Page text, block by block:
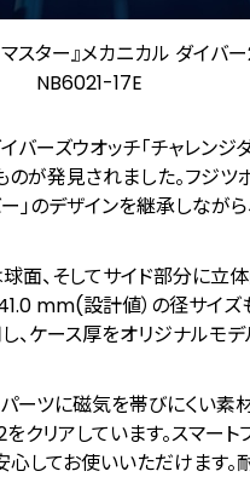
スター』メカニカル ダイバ
NB6021-17E
ズウオッチ「チャレンジ
が発見されました。フジ
」のデザインを継承しなが
面、そしてサイド部分に立
mm(設計値）の径サイ
、ケース厚をオリジナルモ
ツに磁気を帯びにくい素
をクリアしています。スマー
してお使いいただけます。